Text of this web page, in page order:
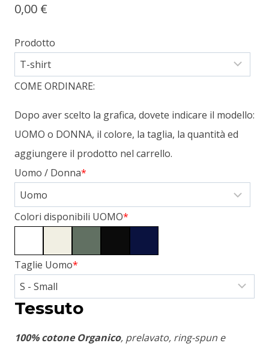
0,00 €
Prodotto
COME ORDINARE:
Dopo aver scelto la grafica, dovete indicare il modello:
UOMO o DONNA, il colore, la taglia, la quantità ed
aggiungere il prodotto nel carrello.
*
Uomo / Donna
*
Colori disponibili UOMO
*
Taglie Uomo
Tessuto
100% cotone Organico, prelavato, ring-spun e